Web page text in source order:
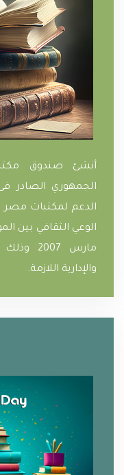
أنشئ صندوق
الدعم لمكتبات مصر
الوعي الثقافي بين
مارس
والإدارية اللازمة.